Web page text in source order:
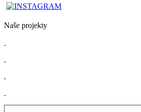
Naše projekty